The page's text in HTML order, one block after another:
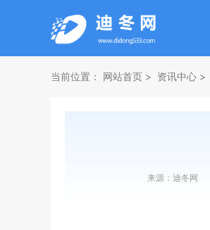
当前位置： 网站首页 资讯中心
来源： 迪冬网